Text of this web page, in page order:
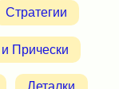
Стратегии
Прически